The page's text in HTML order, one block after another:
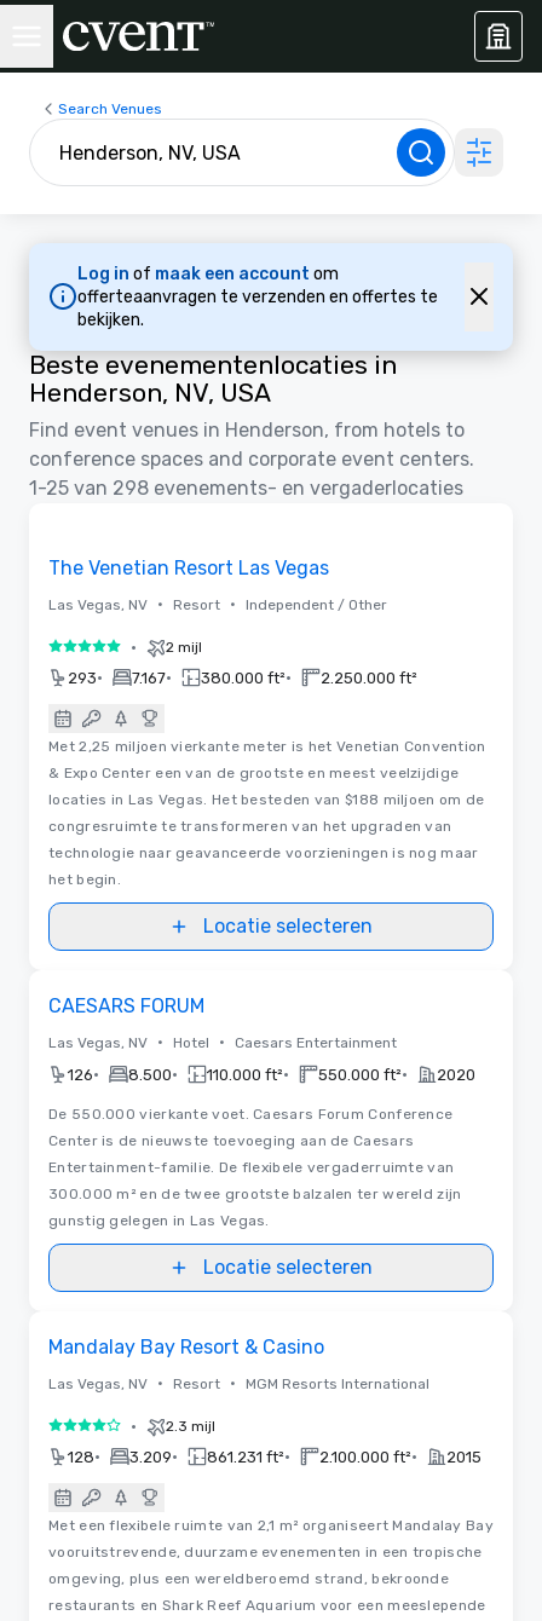
Search Venues
Log in of maak een account om
offerteaanvragen te verzenden en offertes te
bekijken.
Beste evenementenlocaties in
Henderson, NV, USA
Find event venues in Henderson, from hotels to
conference spaces and corporate event centers.
1-25 van 298 evenements- en vergaderlocaties
3D | Plattegronden | Video's
The Venetian Resort Las Vegas
Las Vegas, NV • Resort • Independent / Other
5 van 5 • 2 mijl
293• 7.167• 380.000 ft²• 2.250.000 ft²
Met 2,25 miljoen vierkante meter is het Venetian Convention
& Expo Center een van de grootste en meest veelzijdige
locaties in Las Vegas. Het besteden van $188 miljoen om de
congresruimte te transformeren van het upgraden van
technologie naar geavanceerde voorzieningen is nog maar
het begin.
Locatie selecteren
CAESARS FORUM
Las Vegas, NV • Hotel • Caesars Entertainment
126• 8.500• 110.000 ft²• 550.000 ft²• 2020
De 550.000 vierkante voet. Caesars Forum Conference
Center is de nieuwste toevoeging aan de Caesars
Entertainment-familie. De flexibele vergaderruimte van
300.000 m² en de twee grootste balzalen ter wereld zijn
gunstig gelegen in Las Vegas.
Locatie selecteren
Mandalay Bay Resort & Casino
Las Vegas, NV • Resort • MGM Resorts International
4 van 5 • 2.3 mijl
128• 3.209• 861.231 ft²• 2.100.000 ft²• 2015
Met een flexibele ruimte van 2,1 m² organiseert Mandalay Bay
vooruitstrevende, duurzame evenementen in een tropische
omgeving, plus een wereldberoemd strand, bekroonde
restaurants en Shark Reef Aquarium voor een meeslepende